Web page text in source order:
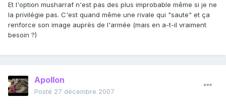
Et l'option musharraf n'est pas des plus improbable même si je ne
la privilégie pas. C'est quand même une rivale qui "saute" et ça
renforce son image auprès de l'armée (mais en a-t-il vraiment
besoin ?)
Apollon
Posté 27 décembre 2007